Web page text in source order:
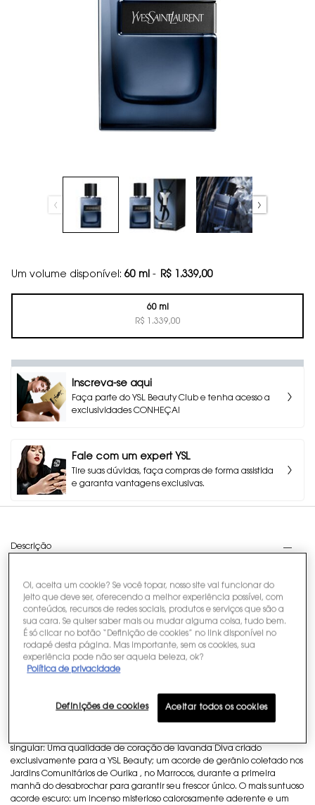
Um volume disponível: 60 ml - R$ 1.339,00
Selected
60 ml
R$ 1.339,00
, 1 of 1
Inscreva-se aqui
Faça parte do YSL Beauty Club e tenha acesso a
exclusividades CONHEÇA!
Fale com um expert YSL
Tire suas dúvidas, faça compras de forma assistida
e garanta vantagens exclusivas.
Descrição
ELIXIR DE Y, O ELIXIR DO SUCESSO.
A fragrância por excelência para o homem autorrealizado. Uma nova
obra com a maior concentração de Y, uma intensidade atemporal. O
fougére escuro e branco Yconic combina com ingredientes
excepcionais de perfumaria neste novo perfume masculino aromático
criado pelo mestre perfumista Dominique Ropion.
Um perfume masculino com um aroma amadeirado e picante . Uma
singular: Uma qualidade de coração de lavanda Diva criado
exclusivamente para a YSL Beauty; um acorde de gerânio coletado nos
Jardins Comunitários de Ourika , no Marrocos, durante a primeira
manhã do desabrochar para garantir seu frescor único. O mais suntuoso
acorde escuro: um incenso misterioso calorosamente aderente e um
Oi, aceita um cookie? Se você topar, nosso site vai funcionar do
jeito que deve ser, oferecendo a melhor experiência possível, com
conteúdos, recursos de redes sociais, produtos e serviços que são a
sua cara. Se quiser saber mais ou mudar alguma coisa, tudo bem.
É só clicar no botão “Definição de cookies” no link disponível no
rodapé desta página. Mas importante, sem os cookies, sua
experiência pode não ser aquela beleza, ok?
Política de privacidade
Definições de cookies Aceitar todos os cookies